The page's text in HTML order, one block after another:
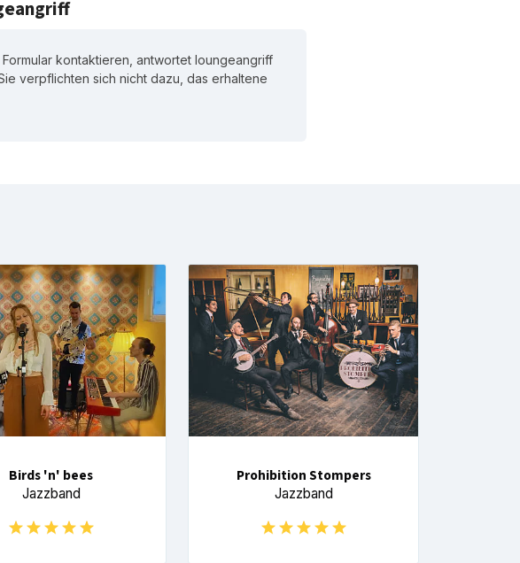
kontaktieren, antwortet loungeangriff
verpflichten sich nicht dazu, das erhaltene
Birds 'n' bees
Jazzband
Prohibition Stompers
Jazzband